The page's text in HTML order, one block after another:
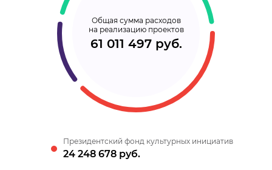
Общая сумма расходов
на реализацию проектов
61 011 497 руб.
Президентский фонд культурных инициатив
24 248 678 руб.